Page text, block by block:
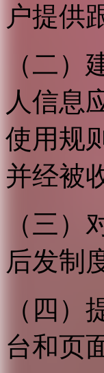
户提供
（二
人信息
使用规
并经被
（三
后发制
（四
台和页